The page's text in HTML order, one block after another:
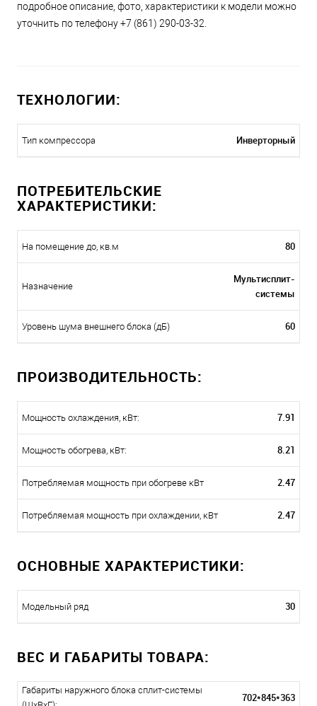
подробное описание, фото, характеристики к модели можно
уточнить по телефону +7 (861) 290-03-32.
ТЕХНОЛОГИИ:
Тип компрессора Инверторный
ПОТРЕБИТЕЛЬСКИЕ
ХАРАКТЕРИСТИКИ:
На помещение до, кв.м 80
Назначение
Мультисплит-
системы
Уровень шума внешнего блока (дБ) 60
ПРОИЗВОДИТЕЛЬНОСТЬ:
Мощность охлаждения, кВт: 7.91
Мощность обогрева, кВт: 8.21
Потребляемая мощность при обогреве кВт 2.47
Потребляемая мощность при охлаждении, кВт 2.47
ОСНОВНЫЕ ХАРАКТЕРИСТИКИ:
Модельный ряд 30
ВЕС И ГАБАРИТЫ ТОВАРА:
Габариты наружного блока сплит-системы
702*845*363